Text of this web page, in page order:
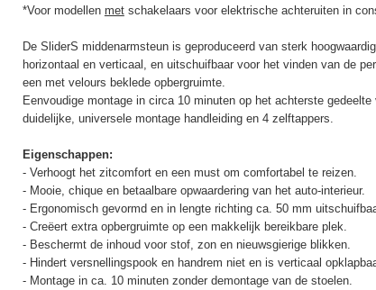
*Voor modellen metschakelaars voor elektrische achteruiten in
De SliderS middenarmsteun is geproduceerd van sterk
horizontaal en verticaal, en uitschuifbaar voor het vinden van de
een met velours beklede opbergruimte.
Eenvoudige montage in circa 10 minuten op het achterste
duidelijke, universele montage handleiding en 4 zelftappers.
Eigenschappen:
- Verhoogt het zitcomfort en een must om comfortabel te reizen.
- Mooie, chique en betaalbare opwaardering van het auto-interieur.
- Ergonomisch gevormd en in lengte richting ca. 50 mm
- Creëert extra opbergruimte op een makkelijk bereikbare plek.
- Beschermt de inhoud voor stof, zon en nieuwsgierige blikken.
- Hindert versnellingspook en handrem niet en is verticaal
- Montage in ca. 10 minuten zonder demontage van de stoelen.